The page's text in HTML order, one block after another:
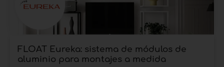
FLOAT Eureka: sistema de módulos de
aluminio para montajes a medida